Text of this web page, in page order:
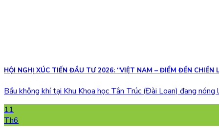
HỘI NGHỊ XÚC TIẾN ĐẦU TƯ 2026: “VIỆT NAM – ĐIỂM ĐẾN
Bầu không khí tại Khu Khoa học Tân Trúc (Đài Loan) đang nóng
11
Th6